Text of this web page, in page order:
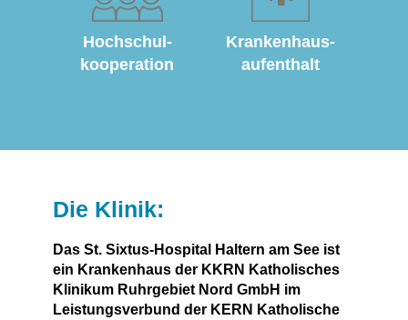
Hochschul­
kooperation
Krankenhaus­
aufenthalt
Die Klinik:
Das St. Sixtus-Hospital Haltern am See ist
ein Krankenhaus der KKRN Katholisches
Klinikum Ruhrgebiet Nord GmbH im
Leistungsverbund der KERN Katholische